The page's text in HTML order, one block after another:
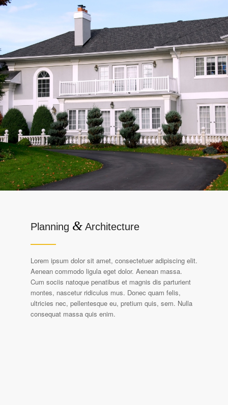
Planning & Architecture
Lorem ipsum dolor sit amet, consectetuer adipiscing elit.
Aenean commodo ligula eget dolor. Aenean massa.
Cum sociis natoque penatibus et magnis dis parturient
montes, nascetur ridiculus mus. Donec quam felis,
ultricies nec, pellentesque eu, pretium quis, sem. Nulla
consequat massa quis enim.